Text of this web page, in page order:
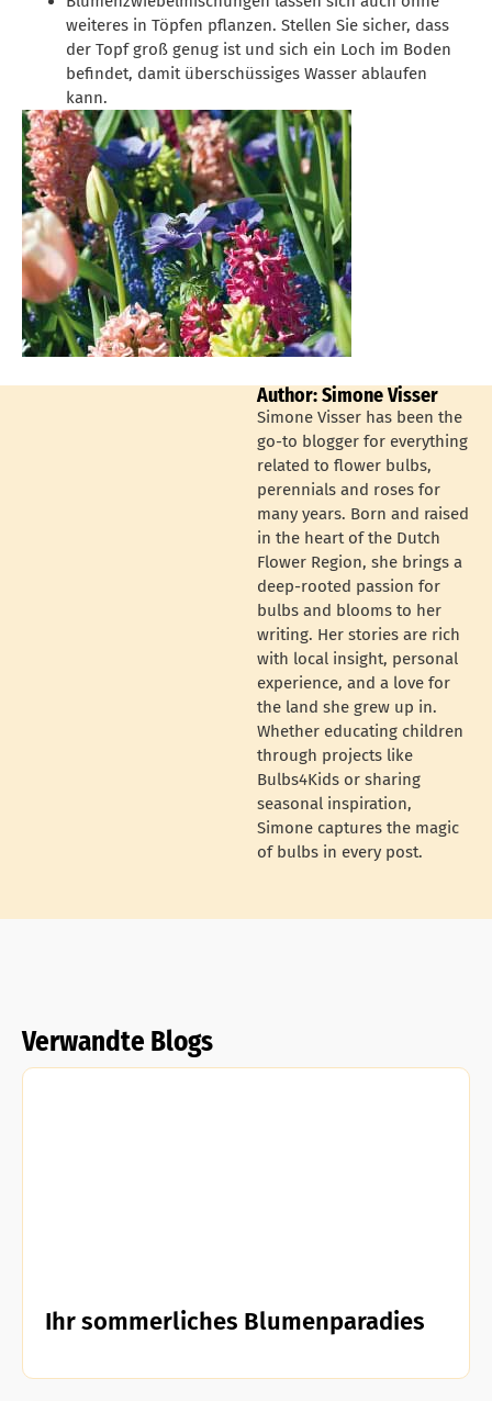
weiteres in Töpfen pflanzen. Stellen Sie sicher, dass
der Topf groß genug ist und sich ein Loch im Boden
befindet, damit überschüssiges Wasser ablaufen
kann.
Author: Simone Visser
Simone Visser has been the
go-to blogger for everything
related to flower bulbs,
perennials and roses for
many years. Born and raised
in the heart of the Dutch
Flower Region, she brings a
deep-rooted passion for
bulbs and blooms to her
writing. Her stories are rich
with local insight, personal
experience, and a love for
the land she grew up in.
Whether educating children
through projects like
Bulbs4Kids or sharing
seasonal inspiration,
Simone captures the magic
of bulbs in every post.
Verwandte Blogs
Ihr sommerliches Blumenparadies